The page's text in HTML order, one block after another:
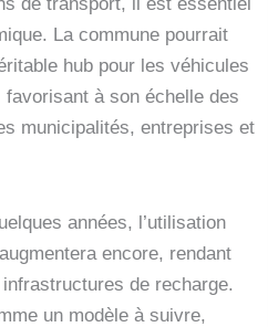
La commune pourrait
hub pour les véhicules
à son échelle des
municipalités, entreprises et
années, l’utilisation
encore, rendant
de recharge.
un modèle à suivre,